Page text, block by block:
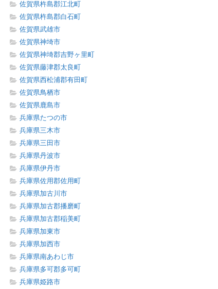
佐賀県杵島郡江北町
佐賀県杵島郡白石町
佐賀県武雄市
佐賀県神埼市
佐賀県神埼郡吉野ヶ里町
佐賀県藤津郡太良町
佐賀県西松浦郡有田町
佐賀県鳥栖市
佐賀県鹿島市
兵庫県たつの市
兵庫県三木市
兵庫県三田市
兵庫県丹波市
兵庫県伊丹市
兵庫県佐用郡佐用町
兵庫県加古川市
兵庫県加古郡播磨町
兵庫県加古郡稲美町
兵庫県加東市
兵庫県加西市
兵庫県南あわじ市
兵庫県多可郡多可町
兵庫県姫路市